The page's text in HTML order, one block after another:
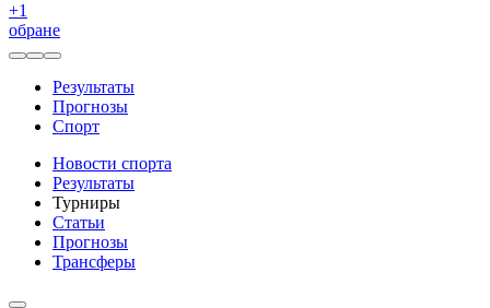
+1
обране
Результаты
Прогнозы
Спорт
Новости спорта
Результаты
Турниры
Статьи
Прогнозы
Трансферы